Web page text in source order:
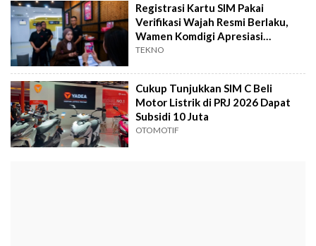
Registrasi Kartu SIM Pakai
Verifikasi Wajah Resmi Berlaku,
Wamen Komdigi Apresiasi
Kesiapan Indosat
TEKNO
Cukup Tunjukkan SIM C Beli
Motor Listrik di PRJ 2026 Dapat
Subsidi 10 Juta
OTOMOTIF